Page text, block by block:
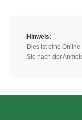
Hinweis:
Dies ist eine
Sie nach der